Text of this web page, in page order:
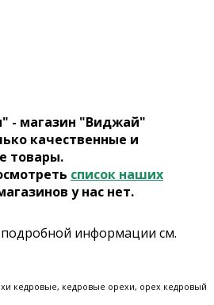
- магазин "Виджай"
качественные и
товары.
список наших
у нас нет.
информации см.
кедровые, кедровые орехи, орех кедровый